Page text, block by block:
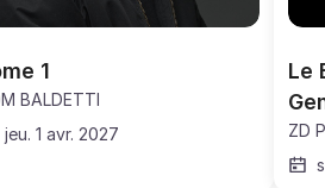
1
BALDETTI
jeu. 1 avr. 2027
Le
ZD